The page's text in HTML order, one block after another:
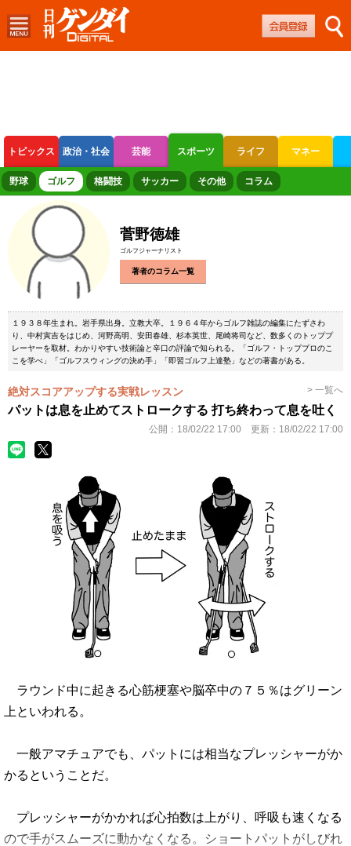
トピックス 政治・社会 芸能 スポーツ ライフ マネー
ボートレース 競輪 オートレース
野球 ゴルフ 格闘技 サッカー その他 コラム
菅野徳雄
ゴルフジャーナリスト
著者のコラム一覧
１９３８年生まれ。岩手県出身。立教大卒。１９６４年からゴルフ雑誌の編集にたずさわ
り、中村寅吉をはじめ、河野高明、安田春雄、杉本英世、尾崎将司など、数多くのトッププ
レーヤーを取材。わかりやすい技術論と辛口の評論で知られる。「ゴルフ・トッププロのこ
こを学べ」「ゴルフスウィングの決め手」「即習ゴルフ上達塾」などの著書がある。
絶対スコアアップする実戦レッスン > 一覧へ
パットは息を止めてストロークする 打ち終わって息を吐く
公開： 18/02/22 17:00 更新： 18/02/22 17:00
ラウンド中に起きる心筋梗塞や脳卒中の７５％はグリーン
上といわれる。
一般アマチュアでも、パットには相当なプレッシャーがか
かるということだ。
プレッシャーがかかれば心拍数は上がり、呼吸も速くなる
ので手がスムーズに動かなくなる。ショートパットがしびれ